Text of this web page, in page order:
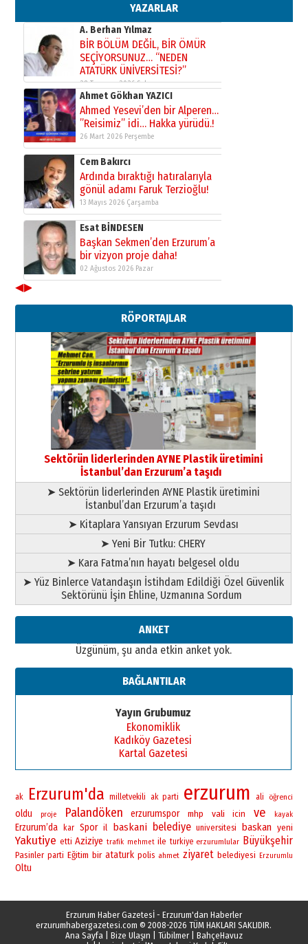
YAZARLAR
02 Ağustos 2026 Pazar
Kadir SABUNCUOĞLU
Erzurumspor’un köşe taşları
29 Haziran 2026 Pazartesi
Kenan GÜLERCİ
Murat Şahsuvaroğlu ERKON’da
çıtayı yukarı taşırken,
yönetimdekiler aşağı
çekmemeli!
17 Şubat 2026 SalıOrhan BOZKURT
Bir fotoğraf, bir şehir, bir
gazeteci… Dizginler kimin
elinde?
31 Mart 2026 Salı
A. Berhan Yılmaz
BİR BÖLÜM DEĞİL, BİR ÖMÜR
SEÇİYORSUNUZ… “NEDEN
ATATÜRK ÜNİVERSİTESİ?”
28 Temmuz 2026 Salı
Ahmed Yesevi’den bir Alperen…
”Reisimiz” idi… Hakka yürüdü.!
26 Mart 2026 Perşembe
Cem Bakırcı
Ardında bıraktığı hatıralarıyla
gönül adamı Faruk Terzioğlu!
13 Mayıs 2026 Çarşamba
Esat BİNDESEN
Başkan Sekmen’den Erzurum’a
bir vizyon proje daha!
02 Ağustos 2026 Pazar
◀▶
RÖPORTAJLAR
Sektörün liderlerinden AYNE Plastik üretimini
İstanbul’dan Erzurum’a taşıdı
➤ Sektörün liderlerinden AYNE Plastik üretimini
İstanbul’dan Erzurum’a taşıdı
➤ Kitaplara Yansıyan Erzurum Sevdası
➤ Yeni Bir Tutku: CHERY
➤ Kara Fatma’nın hayatı belgesel oldu
➤ Yüz Binlerce Vatandaşın İstihdam Edildiği Özel Güvenlik
Sektörünü İşin Ehline, Uzmanına Sordum
ANKET
Üzgünüm, şu anda etkin anket yok.
BAĞLANTILAR
Yayın Grubumuz
Ekonomiklik
Kadıköy Gazetesi
Kartal Gazetesi
ak Erzurum'da milletvekili ak parti erzurum ali öğrenci
oldu proje Palandöken erzurumspor mhp vali icin ve kayak
Erzurum’da kar Spor il baskani belediye universitesi baskan yeni
Yakutiye etti Aziziye trafik mehmet ile turkiye erzurumlular Büyükşehir
Pasinler parti Eğitim bir ataturk polis ahmet ziyaret belediyesi Erzurumlu
Oltu
Erzurum Haber Gazetesİ - Erzurum'dan Haberler
erzurumhabergazetesi.com © 2008-2026 TÜM HAKLARI SAKLIDIR.
Ana Sayfa| Bize Ulaşın Tübilmer| BahçeHavuz